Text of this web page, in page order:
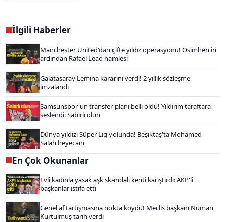
İlgili Haberler
Manchester United'dan çifte yıldız operasyonu! Osimhen'in
ardından Rafael Leao hamlesi
Galatasaray Lemina kararını verdi! 2 yıllık sözleşme
imzalandı
Samsunspor'un transfer planı belli oldu! Yıldırım taraftara
seslendi: Sabırlı olun
Dünya yıldızı Süper Lig yolunda! Beşiktaş'ta Mohamed
Salah heyecanı
En Çok Okunanlar
Evli kadınla yasak aşk skandalı kenti karıştırdı: AKP'li
başkanlar istifa etti
Genel af tartışmasına nokta koydu! Meclis başkanı Numan
Kurtulmuş tarih verdi